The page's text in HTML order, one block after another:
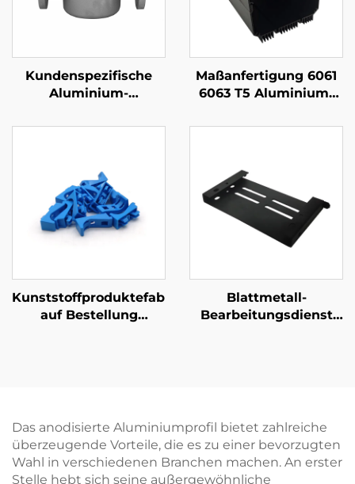
Kundenspezifische
Aluminium-
Maßanfertigung 6061
6063 T5 Aluminium-
schwarzer
Kunststoffproduktefabrik
auf Bestellung
Blattmetall-
Bearbeitungsdienst
Das anodisierte Aluminiumprofil bietet zahlreiche
überzeugende Vorteile, die es zu einer bevorzugten
Wahl in verschiedenen Branchen machen. An erster
Stelle hebt sich seine außergewöhnliche